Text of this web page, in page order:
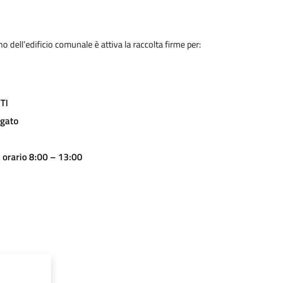
dell’edificio comunale è attiva la raccolta firme per:
orario 8:00 – 13:00